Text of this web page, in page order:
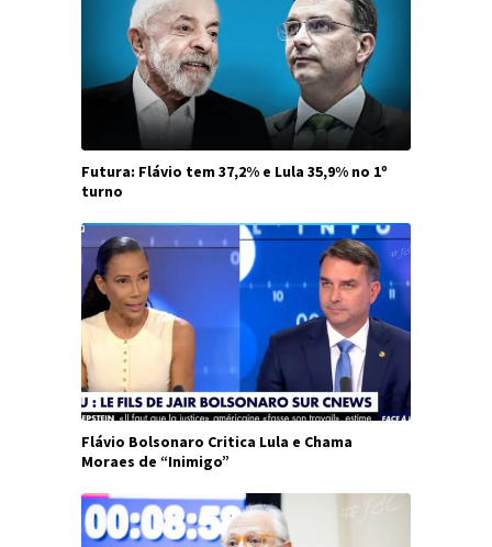
Futura: Flávio tem 37,2% e Lula 35,9% no 1º
turno
Flávio Bolsonaro Critica Lula e Chama
Moraes de “Inimigo”